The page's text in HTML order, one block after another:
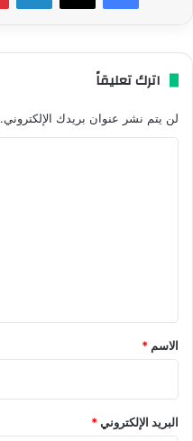
اترك تعليقاً
لن يتم نشر عنوان بريدك الإلكتروني.
*
الاسم *
البريد الإلكتروني*